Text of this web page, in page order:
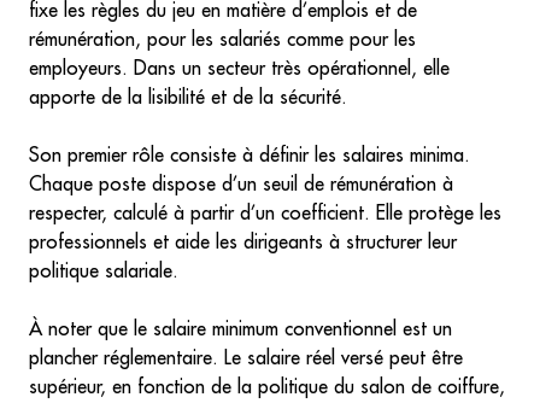
fixe les règles du jeu en matière d’emplois et de
rémunération, pour les salariés comme pour les
employeurs. Dans un secteur très opérationnel, elle
apporte de la lisibilité et de la sécurité.
Son premier rôle consiste à définir les salaires minima.
Chaque poste dispose d’un seuil de rémunération à
respecter, calculé à partir d’un coefficient. Elle protège les
professionnels et aide les dirigeants à structurer leur
politique salariale.
À noter que le salaire minimum conventionnel est un
plancher réglementaire. Le salaire réel versé peut être
supérieur, en fonction de la politique du salon de coiffure,